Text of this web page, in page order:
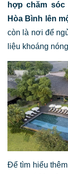
hợp chăm sóc
Hòa Bình lên
còn là nơi để
liệu khoáng
Để tìm hiểu